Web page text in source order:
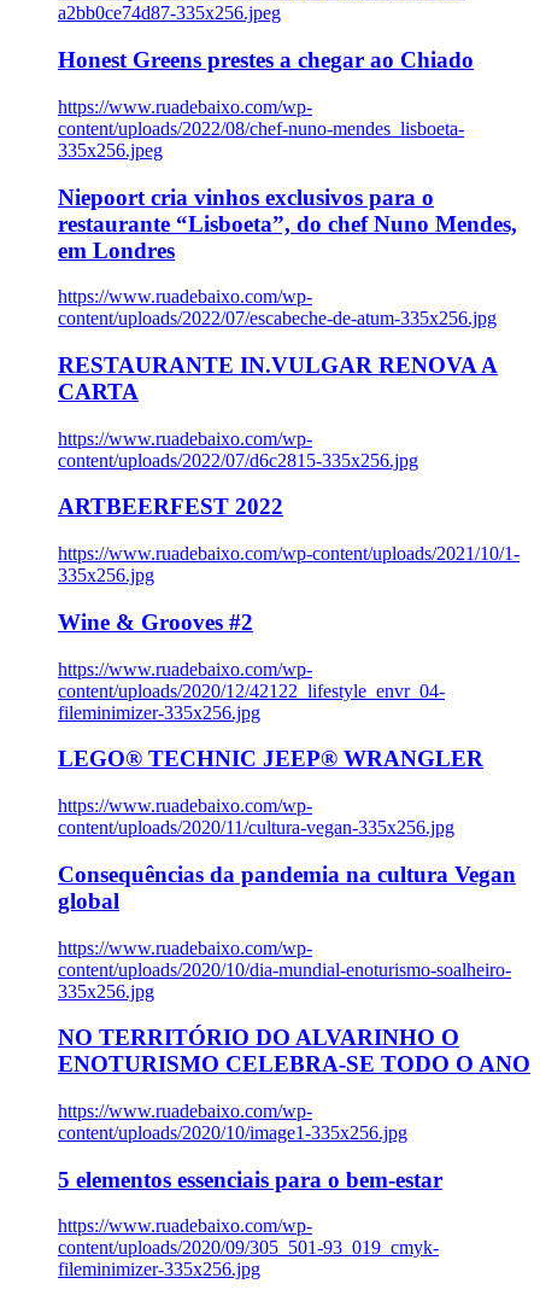
a2bb0ce74d87-335x256.jpeg
Honest Greens prestes a chegar ao Chiado
https://www.ruadebaixo.com/wp-
content/uploads/2022/08/chef-nuno-mendes_lisboeta-
335x256.jpeg
Niepoort cria vinhos exclusivos para o
restaurante “Lisboeta”, do chef Nuno Mendes,
em Londres
https://www.ruadebaixo.com/wp-
content/uploads/2022/07/escabeche-de-atum-335x256.jpg
RESTAURANTE IN.VULGAR RENOVA A
CARTA
https://www.ruadebaixo.com/wp-
content/uploads/2022/07/d6c2815-335x256.jpg
ARTBEERFEST 2022
https://www.ruadebaixo.com/wp-content/uploads/2021/10/1-
335x256.jpg
Wine & Grooves #2
https://www.ruadebaixo.com/wp-
content/uploads/2020/12/42122_lifestyle_envr_04-
fileminimizer-335x256.jpg
LEGO® TECHNIC JEEP® WRANGLER
https://www.ruadebaixo.com/wp-
content/uploads/2020/11/cultura-vegan-335x256.jpg
Consequências da pandemia na cultura Vegan
global
https://www.ruadebaixo.com/wp-
content/uploads/2020/10/dia-mundial-enoturismo-soalheiro-
335x256.jpg
NO TERRITÓRIO DO ALVARINHO O
ENOTURISMO CELEBRA-SE TODO O ANO
https://www.ruadebaixo.com/wp-
content/uploads/2020/10/image1-335x256.jpg
5 elementos essenciais para o bem-estar
https://www.ruadebaixo.com/wp-
content/uploads/2020/09/305_501-93_019_cmyk-
fileminimizer-335x256.jpg